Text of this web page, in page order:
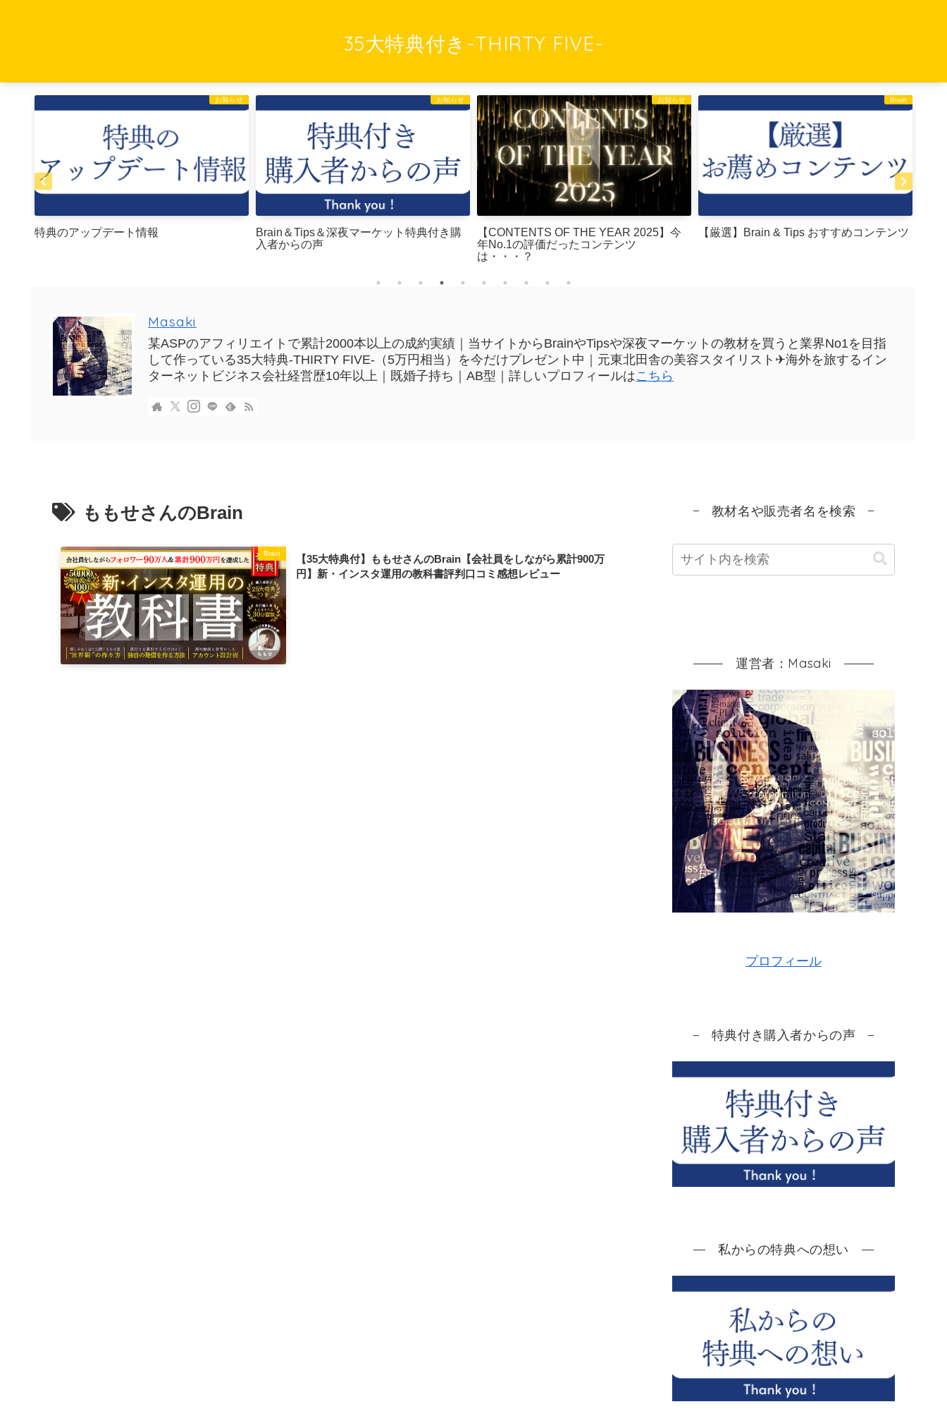
35大特典付き-THIRTY FIVE-
お知らせ
特典のアップデート情報
お知らせ
Brain＆Tips＆深夜マーケット特典付き購
入者からの声
お知らせ
【CONTENTS OF THE YEAR 2025】今
年No.1の評価だったコンテンツ
は・・・？
Brain
【厳選】Brain & Tips おすすめコンテンツ
Masaki
某ASPのアフィリエイトで累計2000本以上の成約実績｜当サイトからBrainやTipsや深夜マーケットの教材を買うと業界No1を目指
して作っている35大特典-THIRTY FIVE-（5万円相当）を今だけプレゼント中｜元東北田舎の美容スタイリスト✈海外を旅するイン
ターネットビジネス会社経営歴10年以上｜既婚子持ち｜AB型｜詳しいプロフィールはこちら
ももせさんのBrain
Brain
【35大特典付】ももせさんのBrain【会社員をしながら累計900万
円】新・インスタ運用の教科書評判口コミ感想レビュー
教材名や販売者名を検索
運営者：Masaki
プロフィール
特典付き購入者からの声
私からの特典への想い